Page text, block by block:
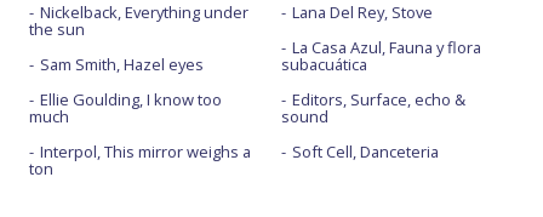
Nickelback, Everything under
the sun
Sam Smith, Hazel eyes
Ellie Goulding, I know too
much
Interpol, This mirror weighs a
ton
Lana Del Rey, Stove
La Casa Azul, Fauna y flora
subacuática
Editors, Surface, echo &
sound
Soft Cell, Danceteria